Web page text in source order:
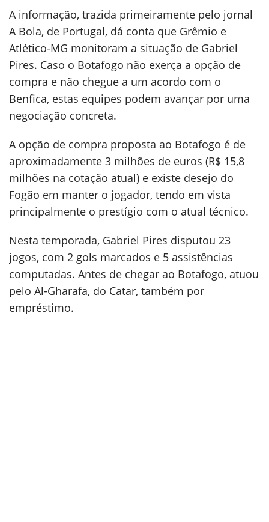
A informação, trazida primeiramente pelo jornal
A Bola, de Portugal, dá conta que Grêmio e
Atlético-MG monitoram a situação de Gabriel
Pires. Caso o Botafogo não exerça a opção de
compra e não chegue a um acordo com o
Benfica, estas equipes podem avançar por uma
negociação concreta.
A opção de compra proposta ao Botafogo é de
aproximadamente 3 milhões de euros (R$ 15,8
milhões na cotação atual) e existe desejo do
Fogão em manter o jogador, tendo em vista
principalmente o prestígio com o atual técnico.
Nesta temporada, Gabriel Pires disputou 23
jogos, com 2 gols marcados e 5 assistências
computadas. Antes de chegar ao Botafogo, atuou
pelo Al-Gharafa, do Catar, também por
empréstimo.